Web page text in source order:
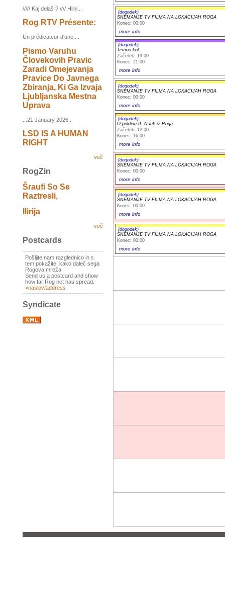
///// Kaj delaš ? //// Hlini...
Rog RTV Présente:
Un prédicateur d'une ...
Pismo Varuhu
Človekovih Pravic
Zaradi Omejevanja
Pravice Do Javnega
Zbiranja, Ki Ga Izvaja
Ljubljanska Mestna
Uprava
...21 January 2026...
LSD IS A HUMAN
RIGHT
več
RogZin
Šraufi So Se
Raztresli,
Ilirija
več
Postcards
Pošljite nam razglednico in s
tem pokažite, kako daleč sega
Rogova mreža.
Send us a postcard and show
how far Rog net has spread.
>naslov/address
Syndicate
(dogodek)
SNEMANJE TV FILMA NA LOKACIJAH ROGA
Konec: 00:00
more info
(dogodek)
Temno kot
Začetek: 19:00
Konec: 21:00
more info
(dogodek)
SNEMANJE TV FILMA NA LOKACIJAH ROGA
Konec: 00:00
more info
(dogodek)
O poklicu II. Nauk iz Roga
Začetek: 12:00
Konec: 16:00
more info
(dogodek)
SNEMANJE TV FILMA NA LOKACIJAH ROGA
Konec: 00:00
more info
(dogodek)
SNEMANJE TV FILMA NA LOKACIJAH ROGA
Konec: 00:00
more info
(dogodek)
SNEMANJE TV FILMA NA LOKACIJAH ROGA
Konec: 00:00
more info